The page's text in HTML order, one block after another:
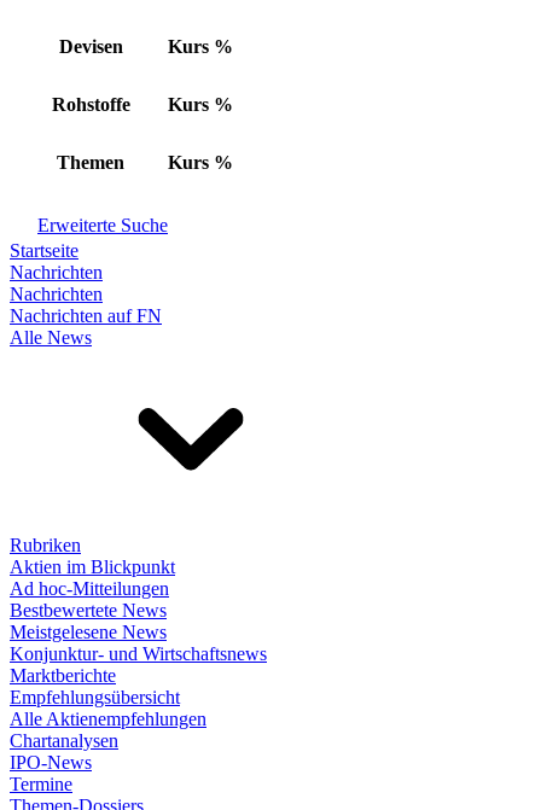
Devisen Kurs %
Rohstoffe Kurs %
Themen Kurs %
Erweiterte Suche
Startseite
Nachrichten
Nachrichten
Nachrichten auf FN
Alle News
Rubriken
Aktien im Blickpunkt
Ad hoc-Mitteilungen
Bestbewertete News
Meistgelesene News
Konjunktur- und Wirtschaftsnews
Marktberichte
Empfehlungsübersicht
Alle Aktienempfehlungen
Chartanalysen
IPO-News
Termine
Themen-Dossiers